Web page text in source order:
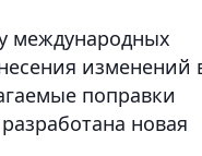
международных
изменений
поправки
новая